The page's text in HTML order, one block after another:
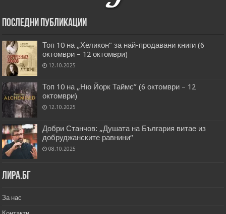
Последни публикации
Топ 10 на „Хеликон” за най-продавани книги (6
октомври – 12 октомври)
12.10.2025
Топ 10 на „Ню Йорк Таймс” (6 октомври – 12
октомври)
12.10.2025
Добри Станчов: „Душата на България витае из
добруджанските равнини“
08.10.2025
Лира.бг
За нас